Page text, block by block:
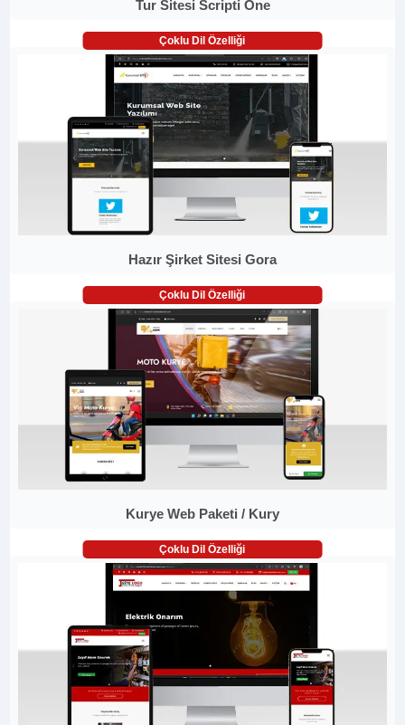
Tur Sitesi Scripti One
Çoklu Dil Özelliği
Hazır Şirket Sitesi Gora
Çoklu Dil Özelliği
Kurye Web Paketi / Kury
Çoklu Dil Özelliği